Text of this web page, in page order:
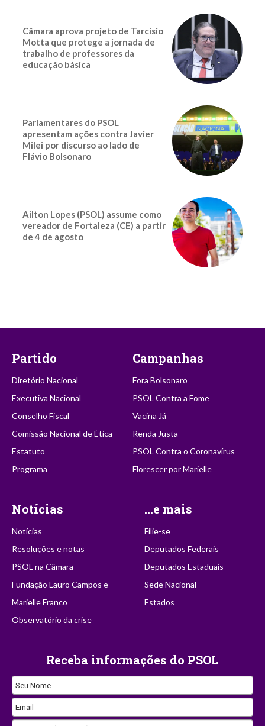
Câmara aprova projeto de Tarcísio
Motta que protege a jornada de
trabalho de professores da
educação básica
Parlamentares do PSOL
apresentam ações contra Javier
Milei por discurso ao lado de
Flávio Bolsonaro
Ailton Lopes (PSOL) assume como
vereador de Fortaleza (CE) a partir
de 4 de agosto
Partido
Diretório Nacional
Executiva Nacional
Conselho Fiscal
Comissão Nacional de Ética
Estatuto
Programa
Campanhas
Fora Bolsonaro
PSOL Contra a Fome
Vacina Já
Renda Justa
PSOL Contra o Coronavírus
Florescer por Marielle
Notícias
Notícias
Resoluções e notas
PSOL na Câmara
Fundação Lauro Campos e
Marielle Franco
Observatório da crise
...e mais
Filie-se
Deputados Federais
Deputados Estaduais
Sede Nacional
Estados
Receba informações do PSOL
Seu Nome
Email